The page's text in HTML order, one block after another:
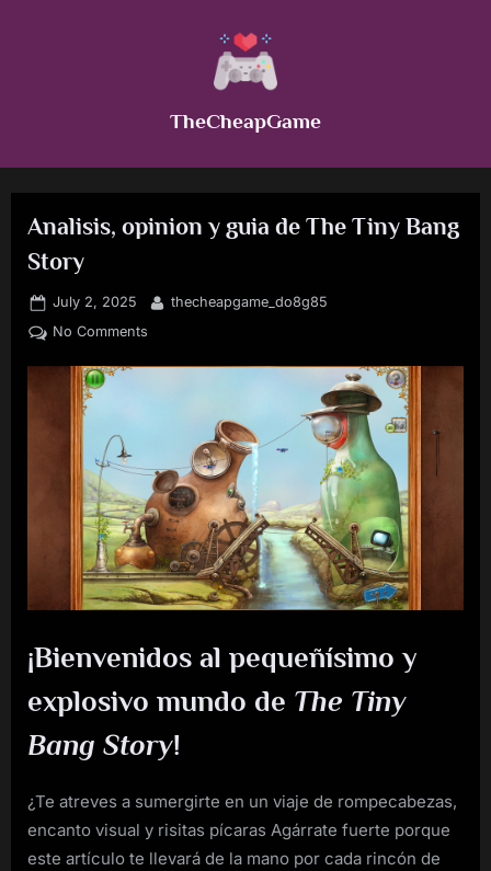
TheCheapGame
Analisis, opinion y guia de The Tiny Bang
Story
Posted
on
July 2, 2025 By
thecheapgame_do8g85
No Commentson
The
Tiny
Bang
Story
¡Bienvenidos al pequeñísimo y
explosivo mundo de The Tiny
Bang Story!
¿Te atreves a sumergirte en un viaje de rompecabezas,
encanto visual y risitas pícaras Agárrate fuerte porque
este artículo te llevará de la mano por cada rincón de